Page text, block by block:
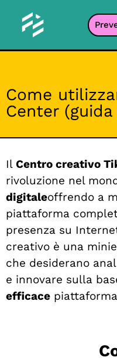
Come
Center
Il Centro creativo
rivoluzione nel
digitaleoffrendo a
piattaforma
presenza su
creativo è una
che desiderano
e innovare sulla
efficace